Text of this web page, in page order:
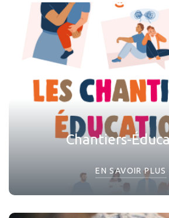
Chantiers-
EN SAVOIR PLUS